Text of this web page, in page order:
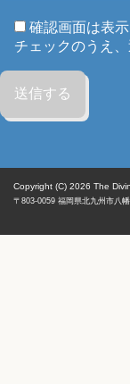
確認画面は表
チェックのうえ
Copyright (C) 2026 The
〒803-0059 福岡県北九州市八